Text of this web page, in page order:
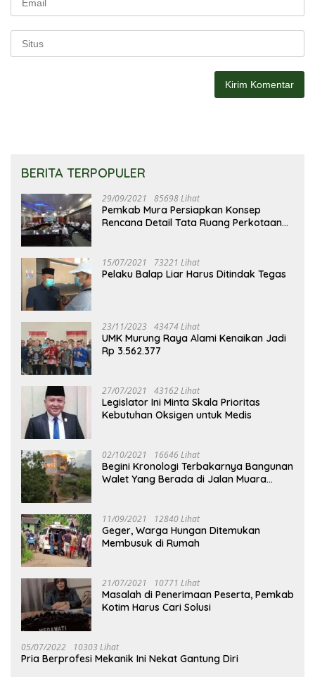
BERITA TERPOPULER
29/09/2021 85698 Lihat
Pemkab Mura Persiapkan Konsep
Rencana Detail Tata Ruang Perkotaan
15/07/2021 73221 Lihat
Pelaku Balap Liar Harus Ditindak Tegas
23/11/2023 43474 Lihat
UMK Murung Raya Alami Kenaikan Jadi
Rp 3.562.377
27/07/2021 43162 Lihat
Legislator Ini Minta Skala Prioritas
Kebutuhan Oksigen untuk Medis
02/10/2021 16646 Lihat
Begini Kronologi Terbakarnya Bangunan
Walet Yang Berada di Jalan Muara
11/09/2021 12840 Lihat
Geger, Warga Hungan Ditemukan
Membusuk di Rumah
21/07/2021 10771 Lihat
Masalah di Penerimaan Peserta, Pemkab
Kotim Harus Cari Solusi
05/07/2022 10303 Lihat
Pria Berprofesi Mekanik Ini Nekat Gantung Diri